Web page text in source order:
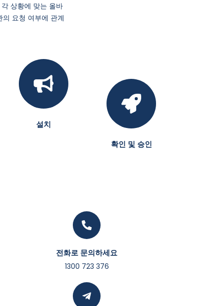
상황에 맞는 올바
요청 여부에 관계
설치
확인 및 승인
전화로 문의하세요
1300 723 376